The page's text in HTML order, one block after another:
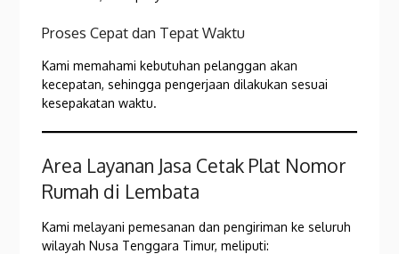
Proses Cepat dan Tepat Waktu
Kami memahami kebutuhan pelanggan akan
kecepatan, sehingga pengerjaan dilakukan sesuai
kesepakatan waktu.
Area Layanan Jasa Cetak Plat Nomor
Rumah di Lembata
Kami melayani pemesanan dan pengiriman ke seluruh
wilayah Nusa Tenggara Timur, meliputi: